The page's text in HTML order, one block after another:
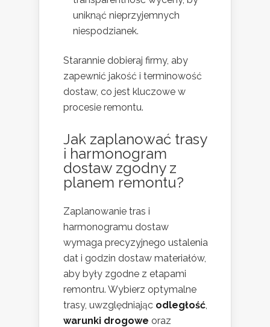
uniknąć nieprzyjemnych
niespodzianek.
Starannie dobieraj firmy, aby
zapewnić jakość i terminowość
dostaw, co jest kluczowe w
procesie remontu.
Jak zaplanować trasy
i harmonogram
dostaw zgodny z
planem remontu?
Zaplanowanie tras i
harmonogramu dostaw
wymaga precyzyjnego ustalenia
dat i godzin dostaw materiałów,
aby były zgodne z etapami
remontru. Wybierz optymalne
trasy, uwzględniając odległość
warunki drogowe oraz